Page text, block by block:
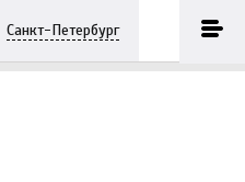
Санкт-ПетербургПОЗВОНИТЬ